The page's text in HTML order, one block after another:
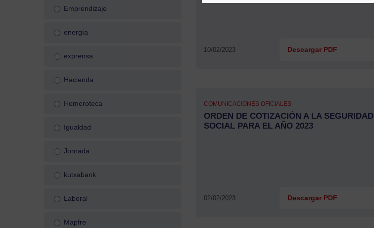
10/02/2023 Descargar PDF
COMUNICACIONES OFICIALES
ORDEN DE COTIZACIÓN A LA SEGURIDAD
SOCIAL PARA EL AÑO 2023
02/02/2023 Descargar PDF
Emprendizaje
energía
exprensa
Hacienda
Hemeroteca
Igualdad
Jornada
kutxabank
Laboral
Mapfre